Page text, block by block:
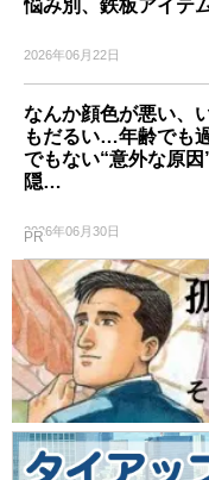
悩み別、鉄板アイテ
2026年06月22日
なんか顔色が悪い、
もだるい…年齢でも
でもない“意外な原因
隠…
2026年06月30日
PR